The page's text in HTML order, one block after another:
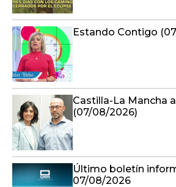
Estando Contigo
Castilla-La Mancha
(07/08/2026)
Último boletín
07/08/2026